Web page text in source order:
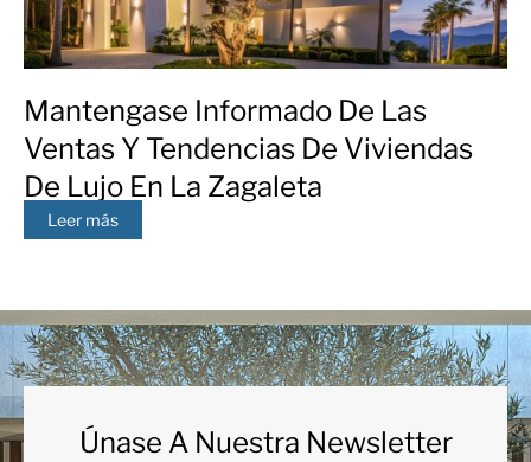
Mantengase Informado De Las
Ventas Y Tendencias De Viviendas
De Lujo En La Zagaleta
Leer más
Únase A Nuestra Newsletter